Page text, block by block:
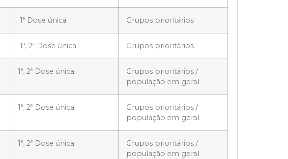
1ª Dose única Grupos prioritários
1ª, 2ª Dose única Grupos prioritários
1ª, 2ª Dose única
Grupos prioritários /
população em geral
1ª, 2ª Dose única
Grupos prioritários /
população em geral
1ª, 2ª Dose única
Grupos prioritários /
população em geral